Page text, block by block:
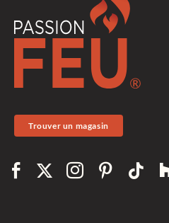
Trouver un magasin